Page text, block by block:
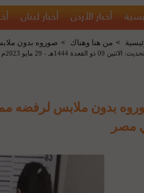
أخبار الأردن أخبار لبنان
> من هنا وهناك > صوروه بدون
09 ذو القعدة 1444هـ - 29 مايو 2023م 06:03 م
بدون ملابس لرفضه
مصر